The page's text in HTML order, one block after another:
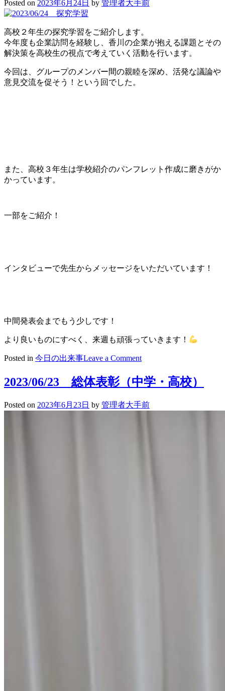
ロ
認
定
校
に
Posted on 2023年6月24日 by 管理者大手前
高校２年生の探究学習をご紹介します。
今年度も企業訪問を経験し、香川の企業が抱える課題とその
解決策を高校生の視点で考えていく活動を行います。
今回は、グループのメンバー間の親睦を深め、活発な議論や
意見交流を促そう！という回でした。
また、高校３年生は学校紹介のパンフレット作成に磨きがか
かっています。
一部をご紹介！
インタビューで先生からメッセージをいただいています！
中間発表会までもう少しです！
より良いものにすべく、来週も頑張っていきます！
Posted in 今日の出来事Leave a Commenton
探
究
習
2023/06/23 総体表彰（中学・高校）
Posted on 2023年6月23日 by 管理者大手前